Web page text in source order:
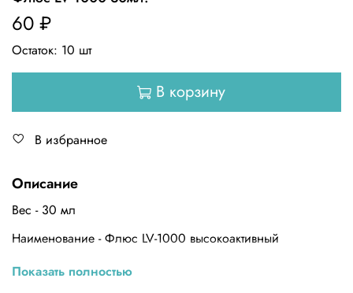
60 ₽
Остаток: 10 шт
В корзину
В избранное
Описание
Вес - 30 мл
Наименование - Флюс LV-1000 высокоактивный
Назначение - для пайки коррозионно-стойких сталей,
меди и её сплавов
Показать полностью